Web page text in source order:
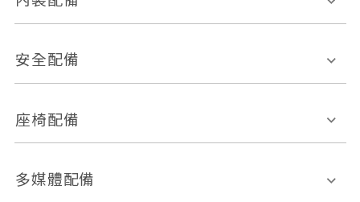
後視鏡方向指示燈
多功能方向盤
恆溫空調
安全配備
前座正面氣囊
ABS防鎖死
座椅配備
皮椅
多媒體配備